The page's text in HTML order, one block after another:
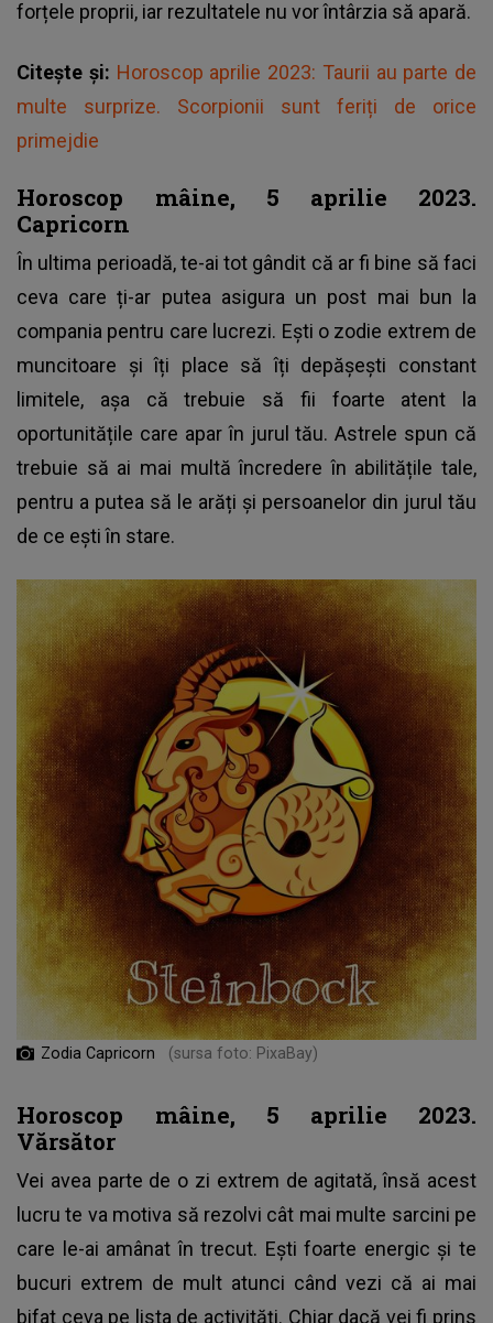
forțele proprii, iar rezultatele nu vor întârzia să apară.
Citește și: Horoscop aprilie 2023: Taurii au parte de
multe surprize. Scorpionii sunt feriți de orice
primejdie
Horoscop mâine, 5 aprilie 2023.
Capricorn
În ultima perioadă, te-ai tot gândit că ar fi bine să faci
ceva care ți-ar putea asigura un post mai bun la
compania pentru care lucrezi. Ești o zodie extrem de
muncitoare și îți place să îți depășești constant
limitele, așa că trebuie să fii foarte atent la
oportunitățile care apar în jurul tău. Astrele spun că
trebuie să ai mai multă încredere în abilitățile tale,
pentru a putea să le arăți și persoanelor din jurul tău
de ce ești în stare.
Zodia Capricorn (sursa foto: PixaBay)
Horoscop mâine, 5 aprilie 2023.
Vărsător
Vei avea parte de o zi extrem de agitată, însă acest
lucru te va motiva să rezolvi cât mai multe sarcini pe
care le-ai amânat în trecut. Ești foarte energic și te
bucuri extrem de mult atunci când vezi că ai mai
bifat ceva pe lista de activități. Chiar dacă vei fi prins